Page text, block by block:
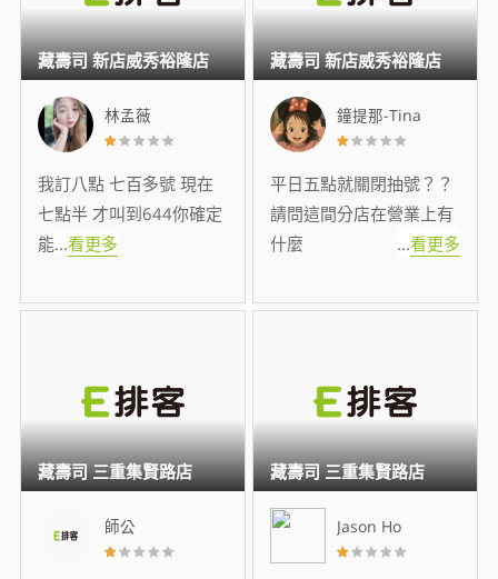
林孟薇
我訂八點 七百多號 現在
七點半 才叫到644你確定
能...看更多
藏壽司 新店威秀裕隆店
鐘提那-Tina
平日五點就關閉抽號？？
請問這間分店在營業上有
什麼
...看更多
藏壽司 新店威秀裕隆店
師公
藏壽司 三重集賢路店
Jason Ho
藏壽司 三重集賢路店